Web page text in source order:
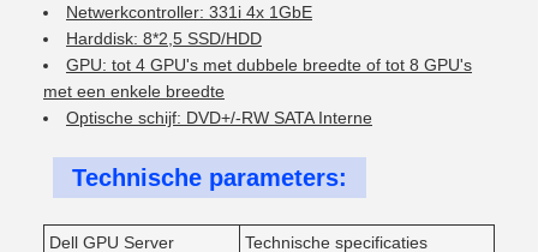
Netwerkcontroller: 331i 4x 1GbE
Harddisk: 8*2,5 SSD/HDD
GPU: tot 4 GPU's met dubbele breedte of tot 8 GPU's
met een enkele breedte
Optische schijf: DVD+/-RW SATA Interne
Technische parameters:
Dell GPU Server
Technische specificaties